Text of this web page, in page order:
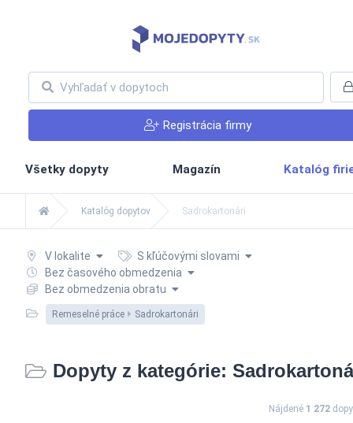
Registrácia firmy
Všetky dopyty Magazín Katalóg
Katalóg dopytov Sadrokartonári
V lokalite
S kľúčovými slovami
Bez časového obmedzenia
Bez obmedzenia obratu
Remeselné práce Sadrokartonári
Dopyty z kategórie:
Nájdené 1 272